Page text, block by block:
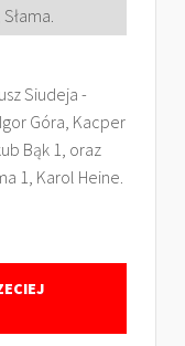
Siudeja -
Góra, Kacper
Bąk 1, oraz
1, Karol Heine.